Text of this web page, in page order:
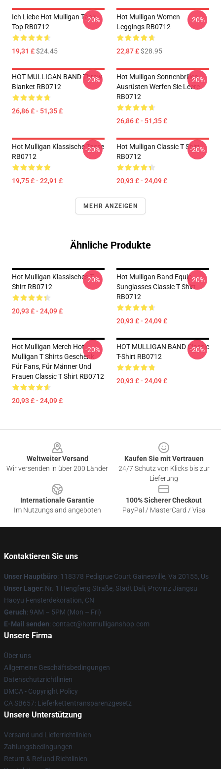
Ich Liebe Hot Mulligan Tank
Top RB0712
19,31 £$24.45
-20%
Hot Mulligan Women
Leggings RB0712
22,87 £$28.95
-20%
HOT MULLIGAN BAND Throw
Blanket RB0712
26,86 £ - 51,35 £
-20%
Hot Mulligan Sonnenbrillen
Ausrüsten Werfen Sie Leere
RB0712
26,86 £ - 51,35 £
-20%
Hot Mulligan Klassische Tasse
RB0712
19,75 £ - 22,91 £
-20%
Hot Mulligan Classic T Shirt
RB0712
20,93 £ - 24,09 £
-20%
MEHR ANZEIGEN
Ähnliche Produkte
Hot Mulligan Klassisches T-
Shirt RB0712
20,93 £ - 24,09 £
-20%
Hot Mulligan Band Equip
Sunglasses Classic T Shirt
RB0712
20,93 £ - 24,09 £
-20%
Hot Mulligan Merch Hot
Mulligan T Shirts Geschenk
Für Fans, Für Männer Und
Frauen Classic T Shirt RB0712
20,93 £ - 24,09 £
-20%
HOT MULLIGAN BAND Classic
T-Shirt RB0712
20,93 £ - 24,09 £
-20%
Weltweiter Versand
Wir versenden in über 200 Länder
Kaufen Sie mit Vertrauen
24/7 Schutz von Klicks bis zur
Lieferung
Internationale Garantie
Im Nutzungsland angeboten
100% Sicherer Checkout
PayPal / MasterCard / Visa
Kontaktieren Sie uns
Unser Hauptbüro: 118378 Pedigrue Court Gainesville, Va 20155, Us
Unser Lager: Nr. 1 Hengfeng Straße, Stadt Dali, Provinz Jiangsu
Haoyu Fensterdekoration, CN
Geruch: 9AM – 5PM (Mon – Fri)
E-Mail senden: contact@hotmulliganshop.com
Unsere Firma
Über uns
Allgemeine Geschäftsbedingungen
Datenschutzrichtlinien
DMCA - Copyright Policy
CA SB657: Lieferkettentransparenzgesetz
Unsere Unterstützung
Versand und Lieferrichtlinien
Zahlungsbedingungen
Return & Refund Richtlinien